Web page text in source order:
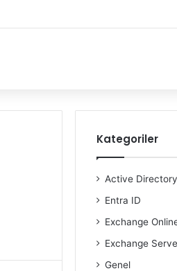
Kategoriler
Active Directory
Entra ID
Exchange
Exchange
Genel